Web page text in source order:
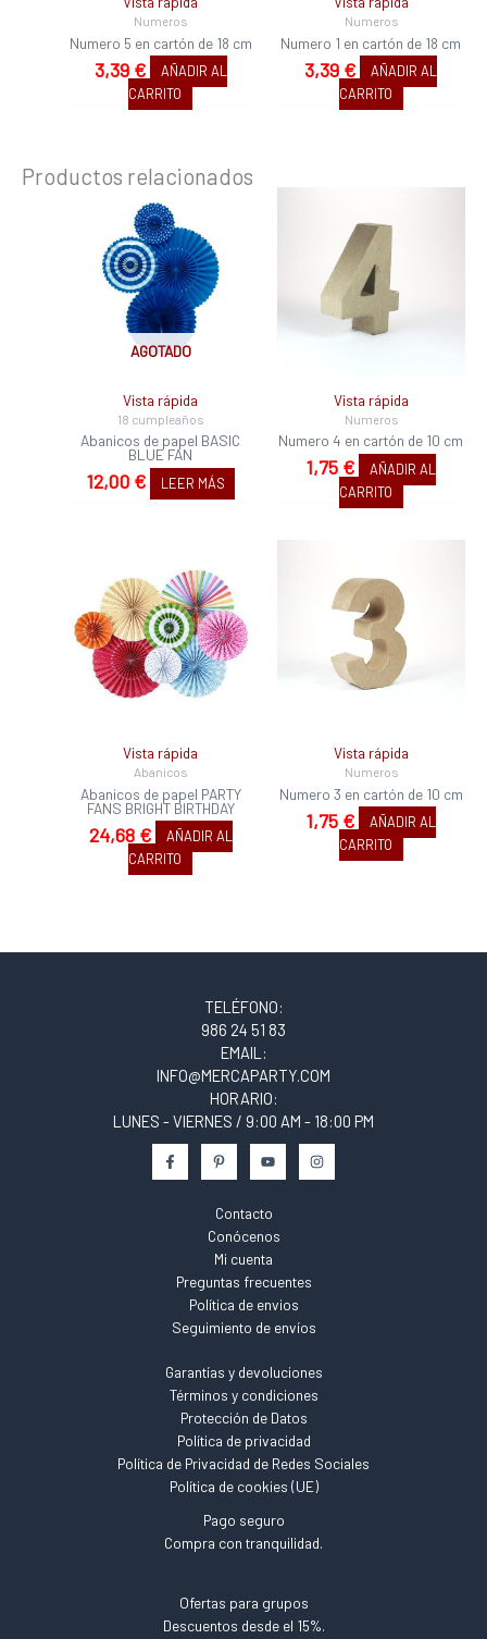
Numeros
Numero 5 en cartón de 18 cm
3,39 €
AÑADIR AL
CARRITO
Numeros
Numero 1 en cartón de 18 cm
3,39 €
AÑADIR AL
CARRITO
Productos relacionados
AGOTADO
Vista rápida
18 cumpleaños
Abanicos de papel BASIC
BLUE FAN
12,00 € LEER MÁS
Vista rápida
Numeros
Numero 4 en cartón de 10 cm
1,75 €
AÑADIR AL
CARRITO
Vista rápida
Abanicos
Abanicos de papel PARTY
FANS BRIGHT BIRTHDAY
24,68 €
AÑADIR AL
CARRITO
Vista rápida
Numeros
Numero 3 en cartón de 10 cm
1,75 €
AÑADIR AL
CARRITO
TELÉFONO:
986 24 51 83
EMAIL:
INFO@MERCAPARTY.COM
HORARIO:
LUNES - VIERNES / 9:00 AM - 18:00 PM
Contacto
Conócenos
Mi cuenta
Preguntas frecuentes
Política de envios
Seguimiento de envíos
Garantías y devoluciones
Términos y condiciones
Protección de Datos
Política de privacidad
Política de Privacidad de Redes Sociales
Política de cookies (UE)
Pago seguro
Compra con tranquilidad.
Ofertas para grupos
Descuentos desde el 15%.